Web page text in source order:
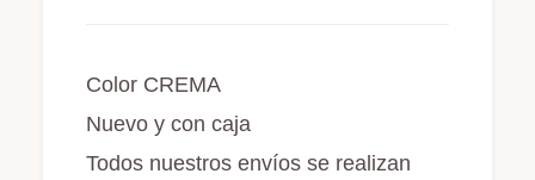
Color CREMA
Nuevo y con caja
Todos nuestros envíos se realizan